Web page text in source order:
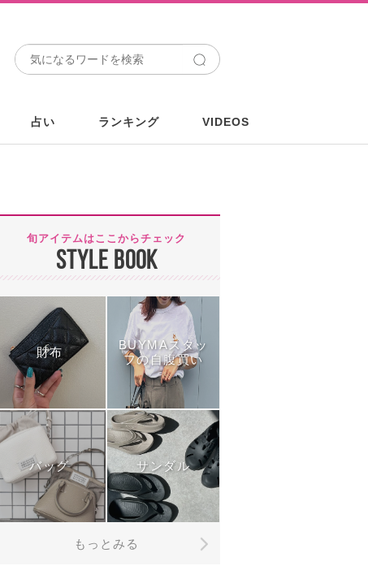
占い ランキング VIDEOS
旬アイテムはここからチェック
STYLE BOOK
財布
BUYMAスタッ
フの自腹買い
バッグ サンダル
もっとみる